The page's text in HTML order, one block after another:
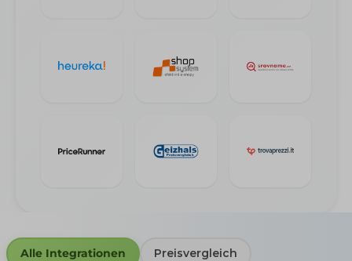
Alle Integrationen Preisvergleich